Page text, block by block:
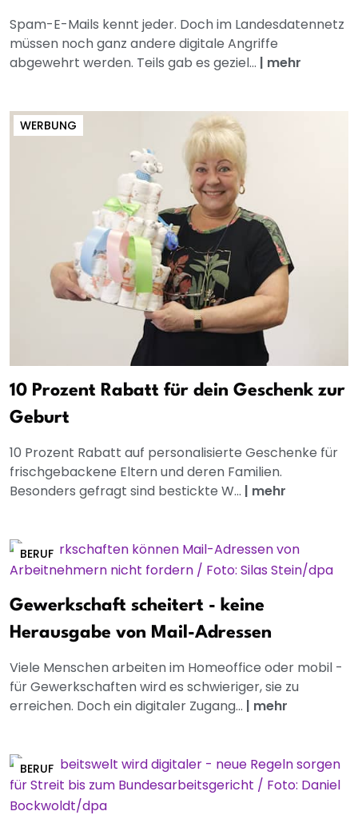
Spam-E-Mails kennt jeder. Doch im Landesdatennetz
müssen noch ganz andere digitale Angriffe
abgewehrt werden. Teils gab es geziel... | mehr
WERBUNG
10 Prozent Rabatt für dein Geschenk zur
Geburt
10 Prozent Rabatt auf personalisierte Geschenke für
frischgebackene Eltern und deren Familien.
Besonders gefragt sind bestickte W... | mehr
BERUF
Gewerkschaft scheitert - keine
Herausgabe von Mail-Adressen
Viele Menschen arbeiten im Homeoffice oder mobil -
für Gewerkschaften wird es schwieriger, sie zu
erreichen. Doch ein digitaler Zugang... | mehr
BERUF